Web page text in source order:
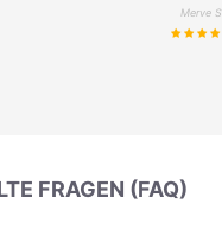
Merve S.
FRAGEN (FAQ)